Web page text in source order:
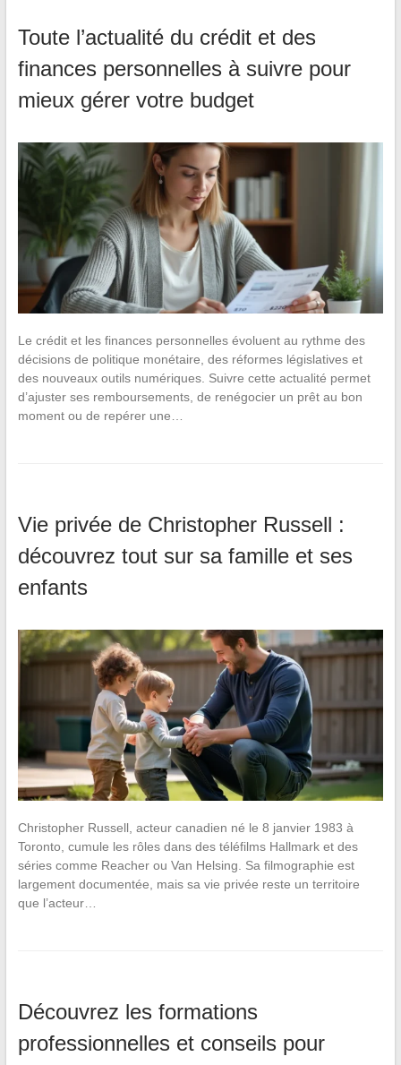
Toute l’actualité du crédit et des
finances personnelles à suivre pour
mieux gérer votre budget
Le crédit et les finances personnelles évoluent au rythme des
décisions de politique monétaire, des réformes législatives et
des nouveaux outils numériques. Suivre cette actualité permet
d’ajuster ses remboursements, de renégocier un prêt au bon
moment ou de repérer une…
Vie privée de Christopher Russell :
découvrez tout sur sa famille et ses
enfants
Christopher Russell, acteur canadien né le 8 janvier 1983 à
Toronto, cumule les rôles dans des téléfilms Hallmark et des
séries comme Reacher ou Van Helsing. Sa filmographie est
largement documentée, mais sa vie privée reste un territoire
que l’acteur…
Découvrez les formations
professionnelles et conseils pour